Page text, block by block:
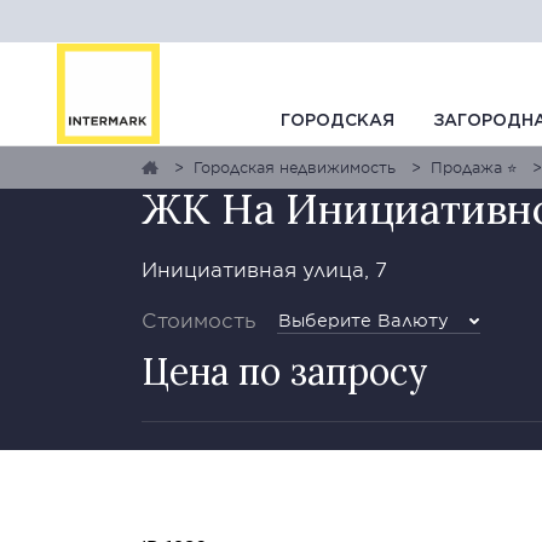
ГОРОДСКАЯ
Городская недвижимость Продажа ⭐
ЖК На
Инициативная улица, 7
Стоимость Выберите Валюту
Цена по запросу